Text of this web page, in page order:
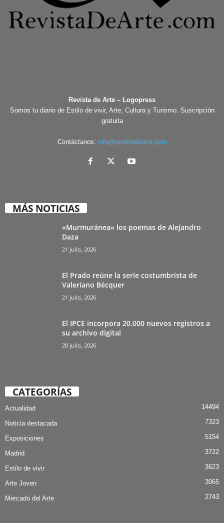
Revista de Arte – Logopress
Somos tu diario de Estilo de vivir, Arte, Cultura y Turismo. Suscripción
gratuita
Contáctanos: info@revistadearte.com
MÁS NOTICIAS
«Murmuránea» los poemas de Alejandro
Daza
21 julio, 2026
El Prado reúne la serie costumbrista de
Valeriano Bécquer
21 julio, 2026
El IPCE incorpora 20.000 nuevos registros a
su archivo digital
20 julio, 2026
CATEGORÍAS
Actualidad 14494
Noticia destacada 7323
Exposiciones 5154
Madrid 3722
Estilo de vivir 3623
Arte Joven 3065
Mercado del Arte 2743